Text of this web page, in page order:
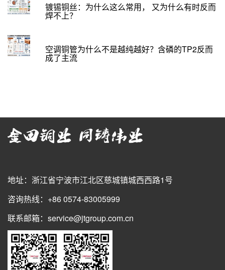
镀锡铜丝：为什么这么常用， 又为什么有时反而
焊不上？
空调铜管为什么不是越纯越好？含磷的TP2反而
成了主流
地址：浙江省宁波市江北区慈城镇城西西路1号
咨询热线：+86 0574-83005999
联系邮箱：service@jtgroup.com.cn